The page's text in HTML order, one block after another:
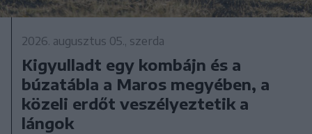
2026. augusztus 05., szerda
Kigyulladt egy kombájn és a
búzatábla a Maros megyében, a
közeli erdőt veszélyeztetik a
lángok